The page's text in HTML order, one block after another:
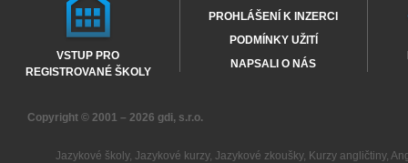
VSTUP PRO
REGISTROVANÉ ŠKOLY
PROHLÁŠENÍ K INZERCI
PODMÍNKY UŽITÍ
NAPSALI O NÁS
Copyright © 2001 – 2026 gdi, s.r.o.
Jazykové školy, Jazykové kurzy, Jazykové zkoušky, Kurzy angličtiny,